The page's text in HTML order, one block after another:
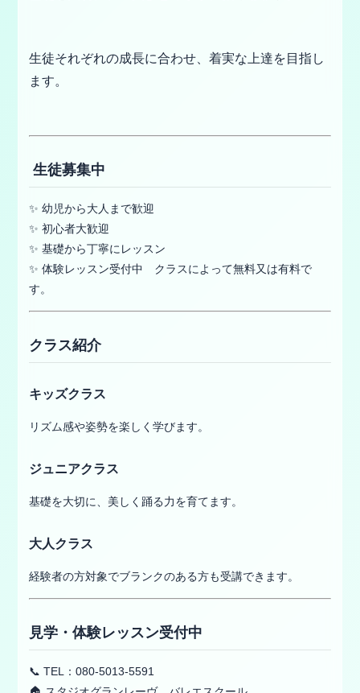
生徒それぞれの成長に合わせ、着実な上達を目指し
ます。
生徒募集中
✨ 幼児から大人まで歓迎
✨ 初心者大歓迎
✨ 基礎から丁寧にレッスン
✨ 体験レッスン受付中 クラスによって無料又は有料で
す。
クラス紹介
キッズクラス
リズム感や姿勢を楽しく学びます。
ジュニアクラス
基礎を大切に、美しく踊る力を育てます。
大人クラス
経験者の方対象でブランクのある方も受講できます。
見学・体験レッスン受付中
📞 TEL：080-5013-5591